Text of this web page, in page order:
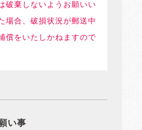
破棄しないようお願いい
場合、破損状況が郵送中
償をいたしかねますので
い事